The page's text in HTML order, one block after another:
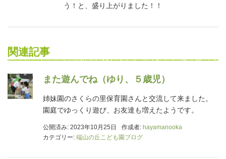
う！と、盛り上がりました！！
関連記事
また遊んでね（ゆり、５歳児）
姉妹園のさくらの里保育園さんと交流して来ました。
園庭でゆっくり遊び、お友達も増えたようです。
公開済み: 2023年10月25日 作成者: hayamanooka
カテゴリー: 端山の丘こども園ブログ